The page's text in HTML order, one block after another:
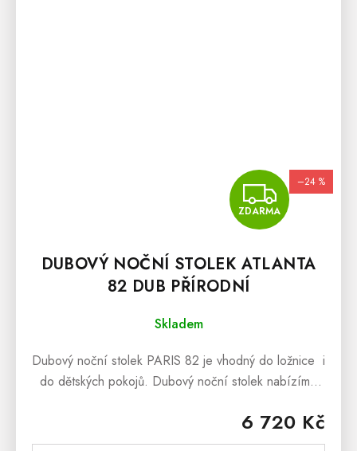
ZDARMA
–24 %
DUBOVÝ NOČNÍ STOLEK ATLANTA
82 DUB PŘÍRODNÍ
Skladem
6 720 Kč
Dubový noční stolek PARIS 82 je vhodný do ložnice i
do dětských pokojů. Dubový noční stolek nabízíme